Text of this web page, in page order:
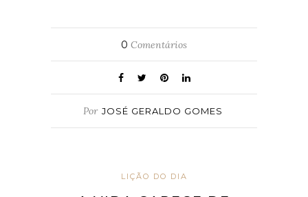
0 Comentários
Por JOSÉ GERALDO GOMES
LIÇÃO DO DIA